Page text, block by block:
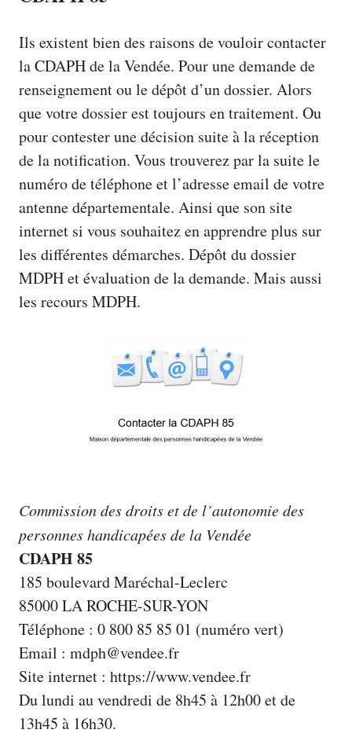
Ils existent bien des raisons de vouloir contacter
la CDAPH de la Vendée. Pour une demande de
renseignement ou le dépôt d’un dossier. Alors
que votre dossier est toujours en traitement. Ou
pour contester une décision suite à la réception
de la notification. Vous trouverez par la suite le
numéro de téléphone et l’adresse email de votre
antenne départementale. Ainsi que son site
internet si vous souhaitez en apprendre plus sur
les différentes démarches. Dépôt du dossier
MDPH et évaluation de la demande. Mais aussi
les recours MDPH.
Commission des droits et de l’autonomie des
personnes handicapées de la Vendée
CDAPH 85
185 boulevard Maréchal-Leclerc
85000 LA ROCHE-SUR-YON
Téléphone : 0 800 85 85 01 (numéro vert)
Email : mdph@vendee.fr
Site internet : https://www.vendee.fr
Du lundi au vendredi de 8h45 à 12h00 et de
13h45 à 16h30.